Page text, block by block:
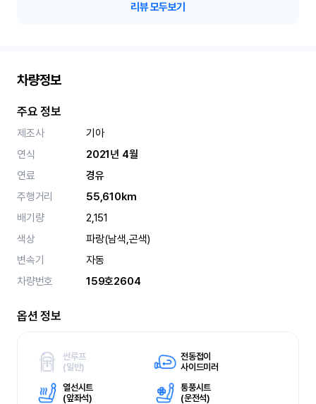
리뷰 모두보기
차량정보
주요 정보
제조사
기아
연식
2021년 4월
연료
경유
주행거리
55,610km
배기량
2,151
색상
파랑(남색,곤색)
변속기
자동
차량번호
159호2604
옵션 정보
썬루프
(일반)
전동접이
사이드미러
열선시트
(앞좌석)
통풍시트
(운전석)